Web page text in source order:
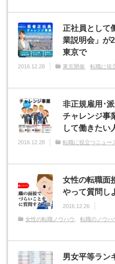
正社員として
業説明会」が
東京で
2016.12.28 東京開催 転職に役
非正規雇用･
チャレンジ事
して働きたい
2016.12.28 転職に役立つニュー
女性の転職面
やって質問し
2016.12.26
女性の転職ノウハウ 転職のノウハ
男女平等ラン